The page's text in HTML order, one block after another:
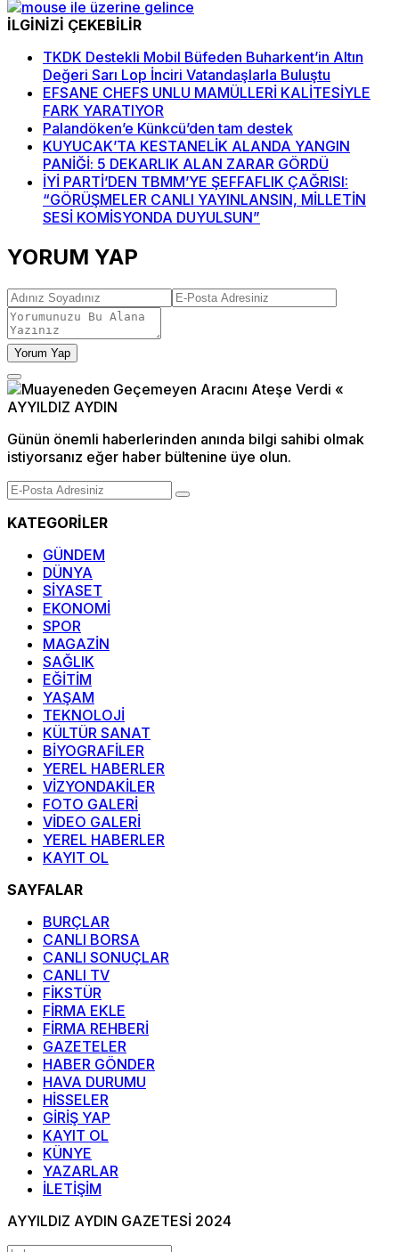
İLGİNİZİ ÇEKEBİLİR
TKDK Destekli Mobil Büfeden Buharkent’in Altın
Değeri Sarı Lop İnciri Vatandaşlarla Buluştu
EFSANE CHEFS UNLU MAMÜLLERİ KALİTESİYLE
FARK YARATIYOR
Palandöken’e Künkcü’den tam destek
KUYUCAK’TA KESTANELİK ALANDA YANGIN
PANİĞİ: 5 DEKARLIK ALAN ZARAR GÖRDÜ
İYİ PARTİ’DEN TBMM’YE ŞEFFAFLIK ÇAĞRISI:
“GÖRÜŞMELER CANLI YAYINLANSIN, MİLLETİN
SESİ KOMİSYONDA DUYULSUN”
YORUM YAP
Yorum Yap
Günün önemli haberlerinden anında bilgi sahibi olmak
istiyorsanız eğer haber bültenine üye olun.
KATEGORİLER
GÜNDEM
DÜNYA
SİYASET
EKONOMİ
SPOR
MAGAZİN
SAĞLIK
EĞİTİM
YAŞAM
TEKNOLOJİ
KÜLTÜR SANAT
BİYOGRAFİLER
YEREL HABERLER
VİZYONDAKİLER
FOTO GALERİ
VİDEO GALERİ
YEREL HABERLER
KAYIT OL
SAYFALAR
BURÇLAR
CANLI BORSA
CANLI SONUÇLAR
CANLI TV
FİKSTÜR
FİRMA EKLE
FİRMA REHBERİ
GAZETELER
HABER GÖNDER
HAVA DURUMU
HİSSELER
GİRİŞ YAP
KAYIT OL
KÜNYE
YAZARLAR
İLETİŞİM
AYYILDIZ AYDIN GAZETESİ 2024